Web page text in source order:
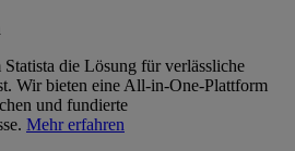
die Lösung für verlässliche
Wir bieten eine All-in-One-Plattform
und fundierte
Mehr erfahren